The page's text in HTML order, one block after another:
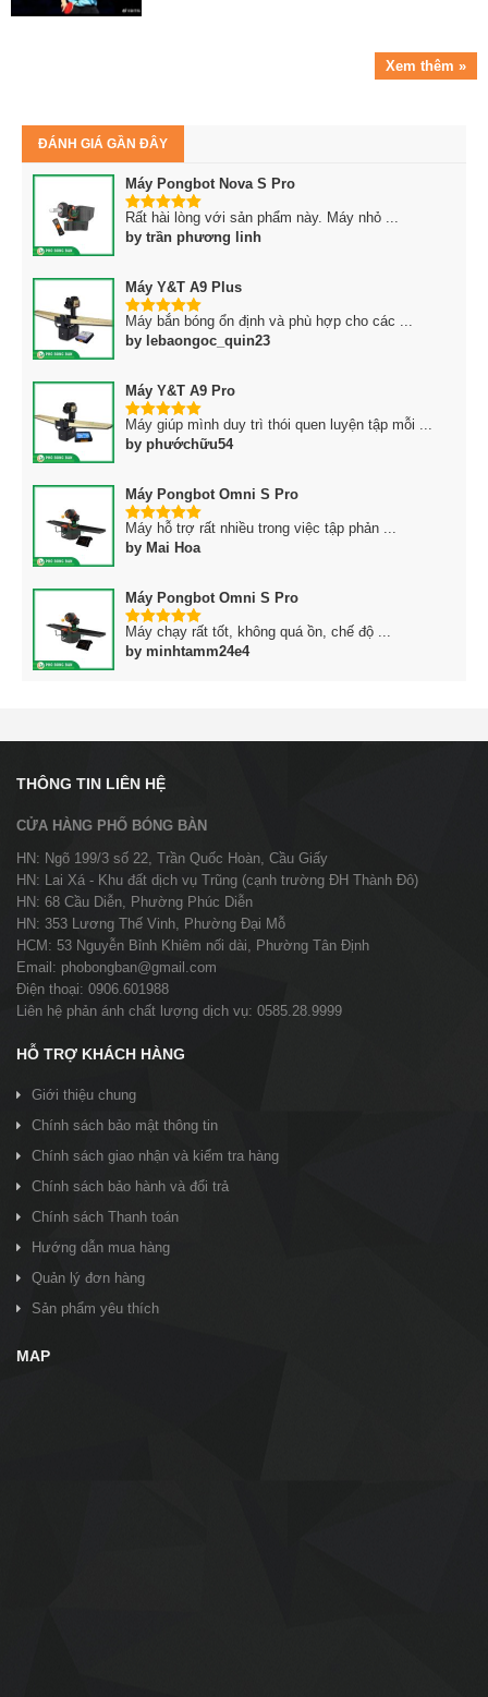
Xem thêm »
ĐÁNH GIÁ GẦN ĐÂY
Máy Pongbot Nova S Pro
5trên 5
Rất hài lòng với sản phẩm này. Máy nhỏ ...
by trần phương linh
Máy Y&T A9 Plus
5trên 5
Máy bắn bóng ổn định và phù hợp cho các ...
by lebaongoc_quin23
Máy Y&T A9 Pro
5trên 5
Máy giúp mình duy trì thói quen luyện tập mỗi ...
by phướchữu54
Máy Pongbot Omni S Pro
5trên 5
Máy hỗ trợ rất nhiều trong việc tập phản ...
by Mai Hoa
Máy Pongbot Omni S Pro
5trên 5
Máy chạy rất tốt, không quá ồn, chế độ ...
by minhtamm24e4
THÔNG TIN LIÊN HỆ
CỬA HÀNG PHỐ BÓNG BÀN
HN: Ngõ 199/3 số 22, Trần Quốc Hoàn, Cầu Giấy
HN: Lai Xá - Khu đất dịch vụ Trũng (cạnh trường ĐH Thành Đô)
HN: 68 Cầu Diễn, Phường Phúc Diễn
HN: 353 Lương Thế Vinh, Phường Đại Mỗ
HCM: 53 Nguyễn Bỉnh Khiêm nối dài, Phường Tân Định
Email: phobongban@gmail.com
Điện thoại: 0906.601988
Liên hệ phản ánh chất lượng dịch vụ: 0585.28.9999
HỖ TRỢ KHÁCH HÀNG
Giới thiệu chung
Chính sách bảo mật thông tin
Chính sách giao nhận và kiểm tra hàng
Chính sách bảo hành và đổi trả
Chính sách Thanh toán
Hướng dẫn mua hàng
Quản lý đơn hàng
Sản phẩm yêu thích
MAP